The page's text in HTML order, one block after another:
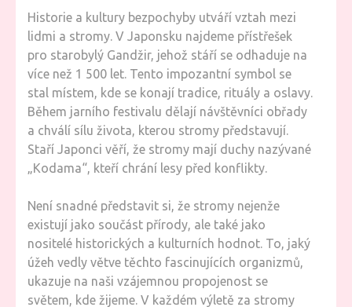
Historie a kultury bezpochyby utváří vztah mezi
lidmi a stromy. V Japonsku najdeme přístřešek
pro starobylý Gandžir, jehož stáří se odhaduje na
více než 1 500 let. Tento impozantní symbol se
stal místem, kde se konají tradice, rituály a oslavy.
Během jarního festivalu dělají návštěvníci obřady
a chválí sílu života, kterou stromy představují.
Staří Japonci věří, že stromy mají duchy nazývané
„Kodama“, kteří chrání lesy před konflikty.
Není snadné představit si, že stromy nejenže
existují jako součást přírody, ale také jako
nositelé historických a kulturních hodnot. To, jaký
úžeh vedly větve těchto fascinujících organizmů,
ukazuje na naši vzájemnou propojenost se
světem, kde žijeme. V každém výletě za stromy